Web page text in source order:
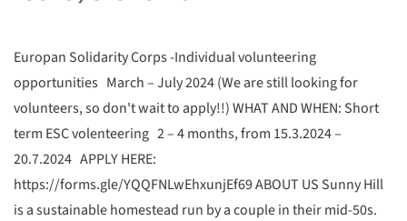
Europan Solidarity Corps -Individual volunteering
opportunities March – July 2024 (We are still looking for
volunteers, so don't wait to apply!!) WHAT AND WHEN: Short
term ESC volenteering 2 – 4 months, from 15.3.2024 –
20.7.2024 APPLY HERE:
https://forms.gle/YQQFNLwEhxunjEf69 ABOUT US Sunny Hill
is a sustainable homestead run by a couple in their mid-50s.